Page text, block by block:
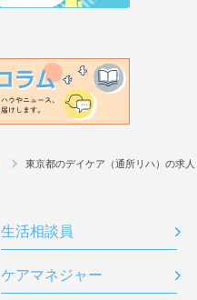
東京都のデイケア（通所リハ）の求
生活相談員
ケアマネジャー